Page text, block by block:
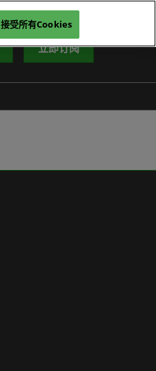
立即订阅
接受所有Cookies